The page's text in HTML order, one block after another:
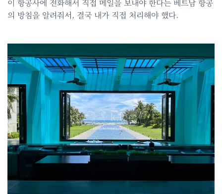
이 항공사에 전화해서 직접 메일을 보내야 한다는 베트남 항공
의 방침을 알려줘서, 결국 내가 직접 처리해야 했다.